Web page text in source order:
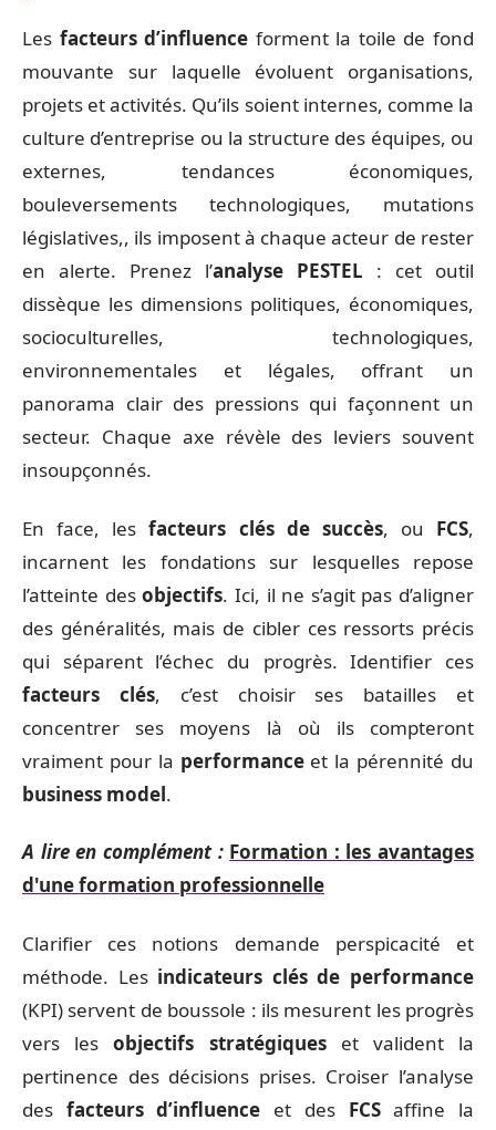
Les facteurs d’influence forment la toile de fond
mouvante sur laquelle évoluent organisations,
projets et activités. Qu’ils soient internes, comme la
culture d’entreprise ou la structure des équipes, ou
externes, tendances économiques,
bouleversements technologiques, mutations
législatives,, ils imposent à chaque acteur de rester
en alerte. Prenez l’analyse PESTEL : cet outil
dissèque les dimensions politiques, économiques,
socioculturelles, technologiques,
environnementales et légales, offrant un
panorama clair des pressions qui façonnent un
secteur. Chaque axe révèle des leviers souvent
insoupçonnés.
En face, lesfacteurs clés de succès, ou FCS,
incarnent les fondations sur lesquelles repose
l’atteinte desobjectifs. Ici, il ne s’agit pas d’aligner
des généralités, mais de cibler ces ressorts précis
qui séparent l’échec du progrès. Identifier ces
facteurs clés, c’est choisir ses batailles et
concentrer ses moyens là où ils compteront
vraiment pour la performanceet la pérennité du
business model.
A lire en complément : Formation : les avantages
d'une formation professionnelle
Clarifier ces notions demande perspicacité et
méthode. Les indicateurs clés de performance
(KPI) servent de boussole : ils mesurent les progrès
vers lesobjectifs stratégiqueset valident la
pertinence des décisions prises. Croiser l’analyse
des facteurs d’influence et des FCSaffine la